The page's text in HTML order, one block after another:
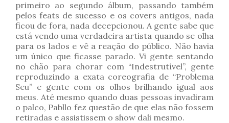
primeiro ao segundo álbum, passando também
pelos feats de sucesso e os covers antigos, nada
ficou de fora, nada decepcionou. A gente sabe que
está vendo uma verdadeira artista quando se olha
para os lados e vê a reação do público. Não havia
um único que ficasse parado. Vi gente sentando
no chão para chorar com “Indestrutível”, gente
reproduzindo a exata coreografia de “Problema
Seu” e gente com os olhos brilhando igual aos
meus. Até mesmo quando duas pessoas invadiram
o palco, Pabllo fez questão de que elas não fossem
retiradas e assistissem o show dali mesmo.